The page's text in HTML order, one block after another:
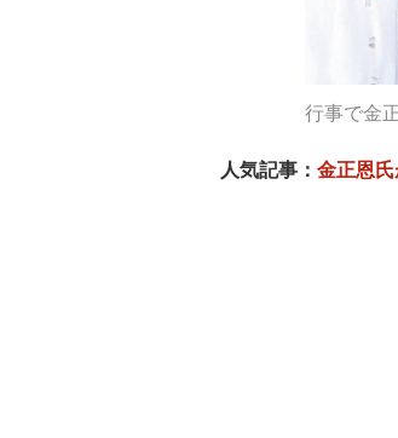
行事で金
人気記事： 金正恩